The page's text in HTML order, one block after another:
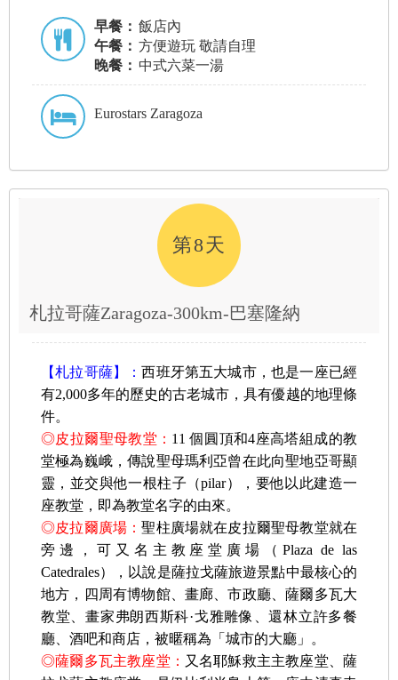
早餐： 飯店內
午餐： 方便遊玩 敬請自理
晚餐： 中式六菜一湯
Eurostars Zaragoza
第8天
札拉哥薩Zaragoza-300km-巴塞隆納
【札拉哥薩】：西班牙第五大城市，也是一座已經
有2,000多年的歷史的古老城市，具有優越的地理條
件。
◎皮拉爾聖母教堂： 11 個圓頂和4座高塔組成的教
堂極為巍峨，傳說聖母瑪利亞曾在此向聖地亞哥顯
靈，並交與他一根柱子（pilar），要他以此建造一
座教堂，即為教堂名字的由來。
◎皮拉爾廣場：聖柱廣場就在皮拉爾聖母教堂就在
旁邊，可又名主教座堂廣場（Plaza de las
Catedrales），以說是薩拉戈薩旅遊景點中最核心的
地方，四周有博物館、畫廊、市政廳、薩爾多瓦大
教堂、畫家弗朗西斯科·戈雅雕像、還林立許多餐
廳、酒吧和商店，被暱稱為「城市的大廳」。
◎薩爾多瓦主教座堂： 又名耶穌救主主教座堂、薩